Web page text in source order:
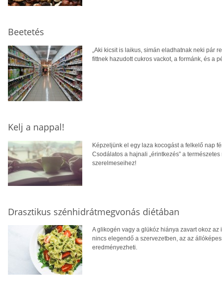
Beetetés
„Aki kicsit is laikus, simán eladhatnak neki pár
fittnek hazudott cukros vackot, a formánk, és a
Kelj a nappal!
Képzeljünk el egy laza kocogást a felkelő nap
Csodálatos a hajnali „érintkezés” a
szerelmeseihez!
Drasztikus szénhidrátmegvonás diétában
A glikogén vagy a glükóz hiánya zavart okoz
nincs elegendő a szervezetben, az az
eredményezheti.